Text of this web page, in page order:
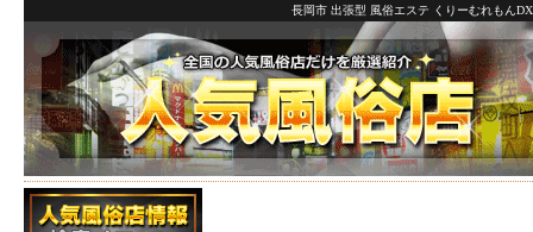
長岡市 出張型 風俗エステ くりーむれもん